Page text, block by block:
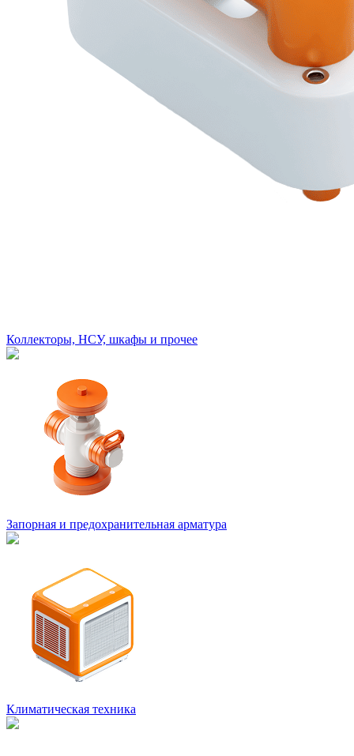
Коллекторы, НСУ, шкафы и прочее
Запорная и предохранительная арматура
Климатическая техника